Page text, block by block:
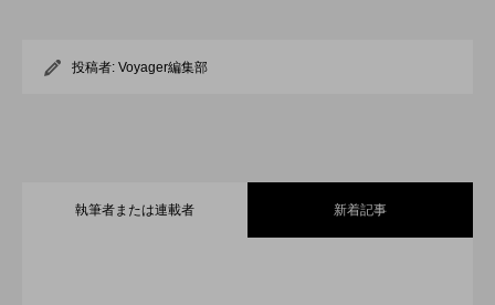
投稿者: Voyager編集部
執筆者または連載者 新着記事